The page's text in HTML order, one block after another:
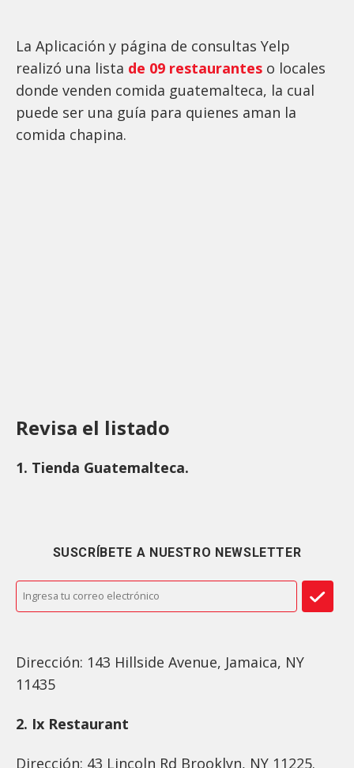
La Aplicación y página de consultas Yelp
realizó una lista de 09 restaurantes o locales
donde venden comida guatemalteca, la cual
puede ser una guía para quienes aman la
comida chapina.
Revisa el listado
1. Tienda Guatemalteca.
SUSCRÍBETE A NUESTRO NEWSLETTER
Dirección: 143 Hillside Avenue, Jamaica, NY
11435
2. Ix Restaurant
Dirección: 43 Lincoln Rd Brooklyn, NY 11225.